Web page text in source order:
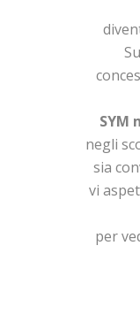
SYM
negli
sia
vi
per